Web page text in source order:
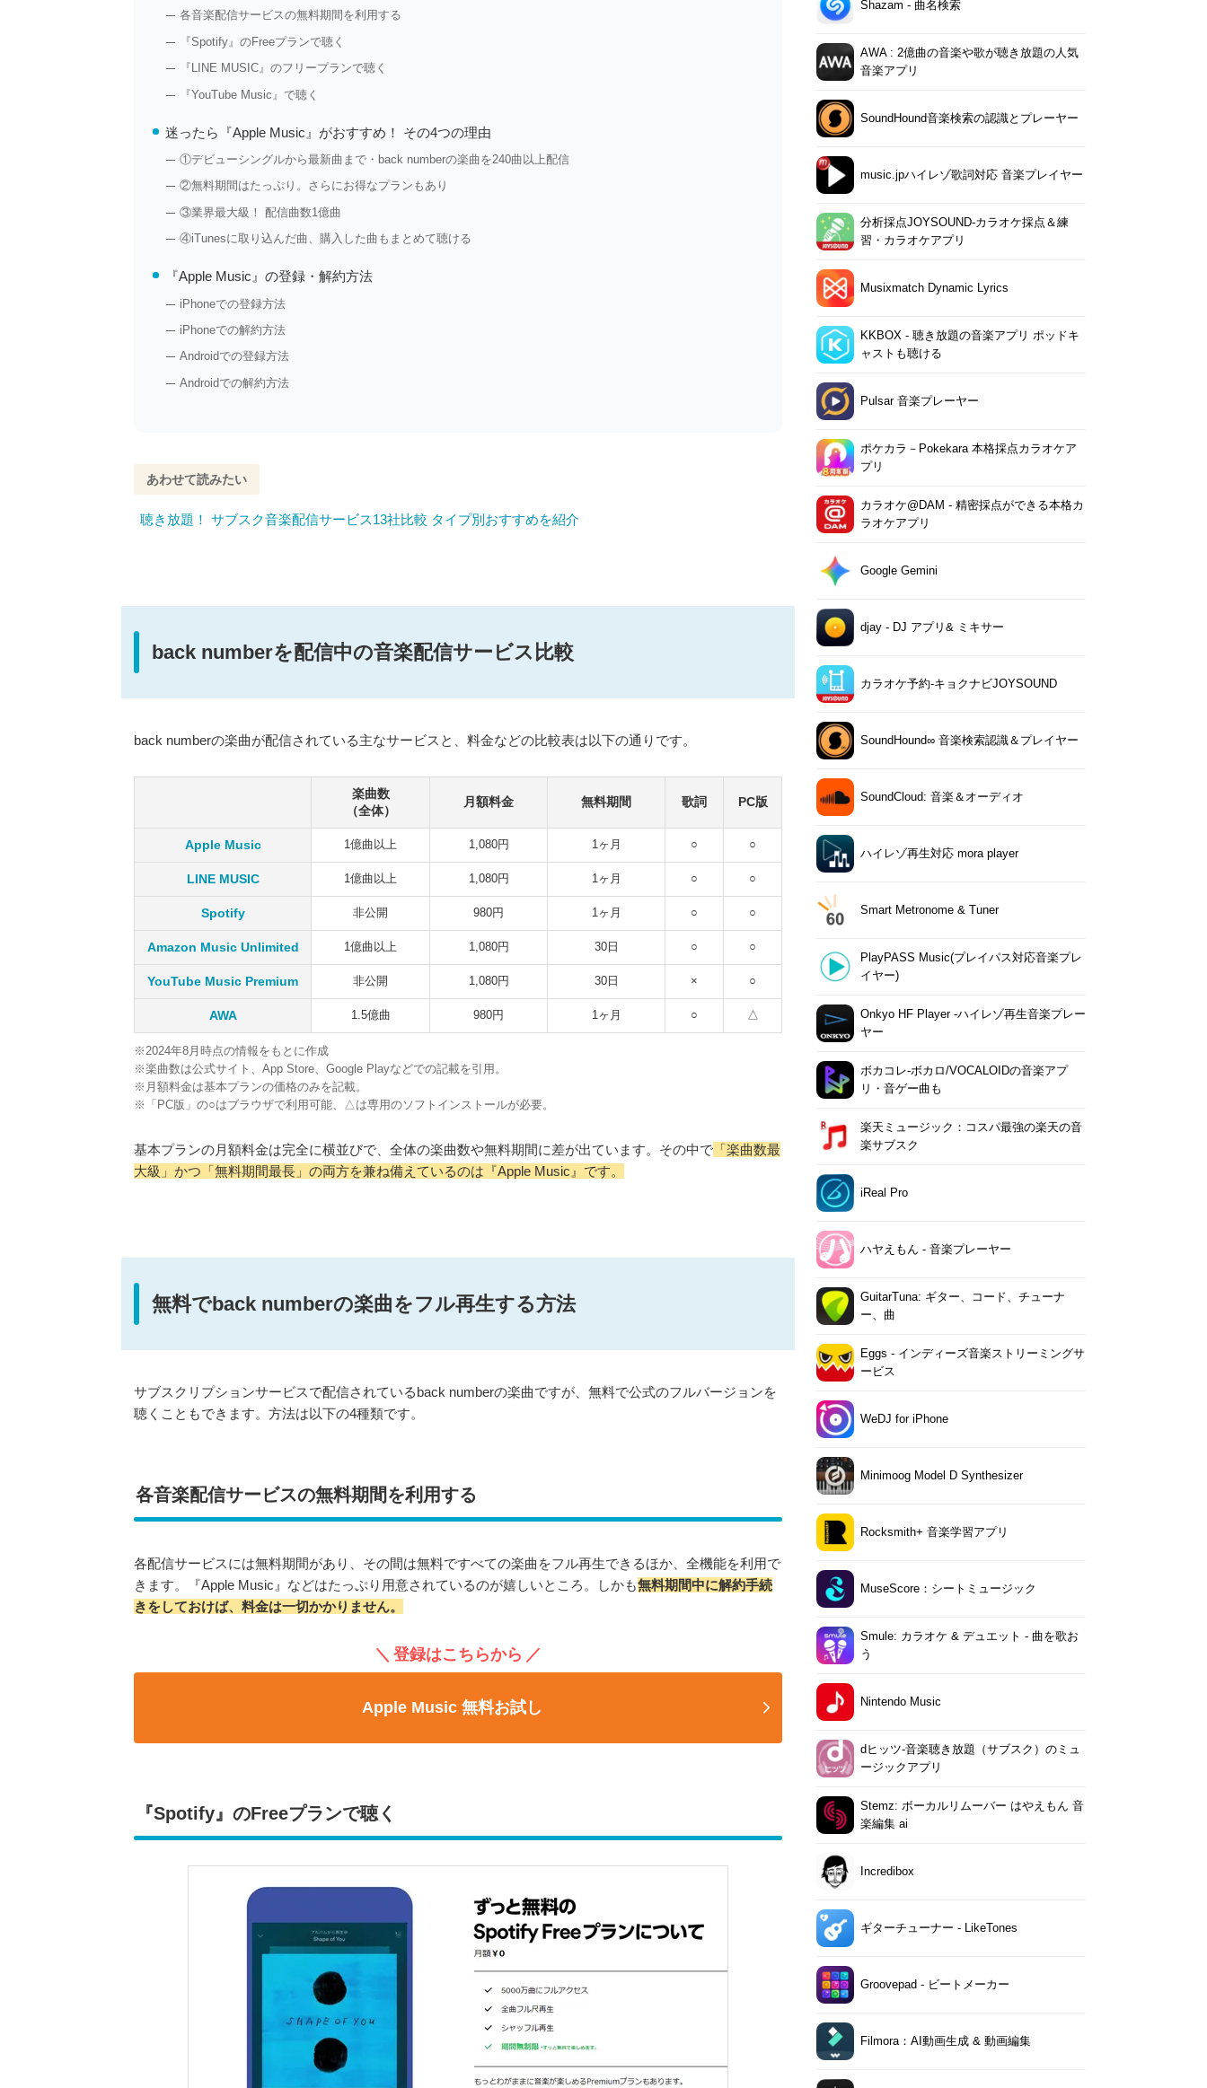
各音楽配信サービスの無料期間を利用する
『Spotify』のFreeプランで聴く
『LINE MUSIC』のフリープランで聴く
『YouTube Music』で聴く
迷ったら『Apple Music』がおすすめ！ その4つの理由
①デビューシングルから最新曲まで・back numberの楽曲を240曲以上配信
②無料期間はたっぷり。さらにお得なプランもあり
③業界最大級！ 配信曲数1億曲
④iTunesに取り込んだ曲、購入した曲もまとめて聴ける
『Apple Music』の登録・解約方法
iPhoneでの登録方法
iPhoneでの解約方法
Androidでの登録方法
Androidでの解約方法
あわせて読みたい
聴き放題！ サブスク音楽配信サービス13社比較 タイプ別おすすめを紹介
back numberを配信中の音楽配信サービス比較
back numberの楽曲が配信されている主なサービスと、料金などの比較表は以下の通りです。
楽曲数
（全体）
月額料金 無料期間 歌詞 PC版
Apple Music 1億曲以上 1,080円 1ヶ月 ○ ○
LINE MUSIC 1億曲以上 1,080円 1ヶ月 ○ ○
Spotify 非公開 980円 1ヶ月 ○ ○
Amazon Music Unlimited 1億曲以上 1,080円 30日 ○ ○
YouTube Music Premium 非公開 1,080円 30日 × ○
AWA 1.5億曲 980円 1ヶ月 ○ △
※2024年8月時点の情報をもとに作成
※楽曲数は公式サイト、App Store、Google Playなどでの記載を引用。
※月額料金は基本プランの価格のみを記載。
※「PC版」の○はブラウザで利用可能、△は専用のソフトインストールが必要。
基本プランの月額料金は完全に横並びで、全体の楽曲数や無料期間に差が出ています。その中で 「楽曲数最
大級」かつ「無料期間最長」の両方を兼ね備えているのは『Apple Music』です。
無料でback numberの楽曲をフル再生する方法
サブスクリプションサービスで配信されているback numberの楽曲ですが、無料で公式のフルバージョンを
聴くこともできます。方法は以下の4種類です。
各音楽配信サービスの無料期間を利用する
各配信サービスには無料期間があり、その間は無料ですべての楽曲をフル再生できるほか、全機能を利用で
きます。『Apple Music』などはたっぷり用意されているのが嬉しいところ。しかも無料期間中に解約手続
きをしておけば、料金は一切かかりません。
登録はこちらから
Apple Music 無料お試し
『Spotify』のFreeプランで聴く
Shazam - 曲名検索
AWA : 2億曲の音楽や歌が聴き放題の人気
音楽アプリ
SoundHound音楽検索の認識とプレーヤー
music.jpハイレゾ歌詞対応 音楽プレイヤー
分析採点JOYSOUND-カラオケ採点＆練
習・カラオケアプリ
Musixmatch Dynamic Lyrics
KKBOX - 聴き放題の音楽アプリ ポッドキ
ャストも聴ける
Pulsar 音楽プレーヤー
ポケカラ－Pokekara 本格採点カラオケア
プリ
カラオケ@DAM - 精密採点ができる本格カ
ラオケアプリ
Google Gemini
djay - DJ アプリ& ミキサー
カラオケ予約-キョクナビJOYSOUND
SoundHound∞ 音楽検索認識＆プレイヤー
SoundCloud: 音楽＆オーディオ
ハイレゾ再生対応 mora player
Smart Metronome & Tuner
PlayPASS Music(プレイパス対応音楽プレ
イヤー)
Onkyo HF Player -ハイレゾ再生音楽プレー
ヤー
ボカコレ-ボカロ/VOCALOIDの音楽アプ
リ・音ゲー曲も
楽天ミュージック：コスパ最強の楽天の音
楽サブスク
iReal Pro
ハヤえもん - 音楽プレーヤー
GuitarTuna: ギター、コード、チューナ
ー、曲
Eggs - インディーズ音楽ストリーミングサ
ービス
WeDJ for iPhone
Minimoog Model D Synthesizer
Rocksmith+ 音楽学習アプリ
MuseScore：シートミュージック
Smule: カラオケ & デュエット - 曲を歌お
う
Nintendo Music
dヒッツ-音楽聴き放題（サブスク）のミュ
ージックアプリ
Stemz: ボーカルリムーバー はやえもん 音
楽編集 ai
Incredibox
ギターチューナー - LikeTones
Groovepad - ビートメーカー
Filmora：AI動画生成 & 動画編集